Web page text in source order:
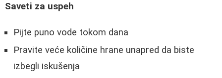
Saveti za uspeh
Pijte puno vode tokom dana
Pravite veće količine hrane unapred da biste
izbegli iskušenja